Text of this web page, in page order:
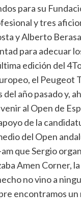
para su
y tres
y Alberto
para adecuar
edición del
el
año pasado y,
al Open de
de la
del Open
que Sergio
Amen Corner,
no vino a
encontramos